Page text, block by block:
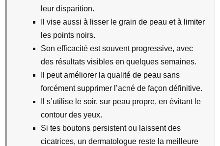
leur disparition.
Il vise aussi à lisser le grain de peau et à limiter
les points noirs.
Son efficacité est souvent progressive, avec
des résultats visibles en quelques semaines.
Il peut améliorer la qualité de peau sans
forcément supprimer l’acné de façon définitive.
Il s’utilise le soir, sur peau propre, en évitant le
contour des yeux.
Si tes boutons persistent ou laissent des
cicatrices, un dermatologue reste la meilleure